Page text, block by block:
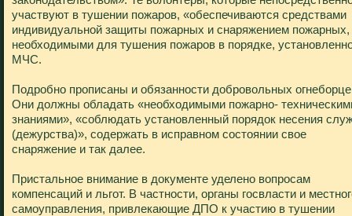
участвуют в тушении пожаров, «обеспечиваются средствами
индивидуальной защиты пожарных и снаряжением пожарных,
необходимыми для тушения пожаров в порядке,
МЧС.
Подробно прописаны и обязанности добровольных
Они должны обладать «необходимыми пожарно-
знаниями», «соблюдать установленный порядок несения
(дежурства)», содержать в исправном состоянии свое
снаряжение и так далее.
Пристальное внимание в документе уделено вопросам
компенсаций и льгот. В частности, органы госвласти и
самоуправления, привлекающие ДПО к участию в тушении